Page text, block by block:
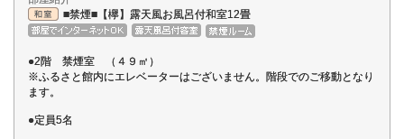
■禁煙■【欅】露天風お風呂付和室12畳
●2階 禁煙室 （４９㎡）
※ふるさと館内にエレベーターはございません。階段でのご移動となり
ます。
●定員5名